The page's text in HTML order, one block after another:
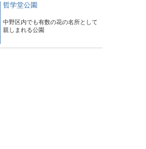
哲学堂公園
中野区内でも有数の花の名所として
親しまれる公園